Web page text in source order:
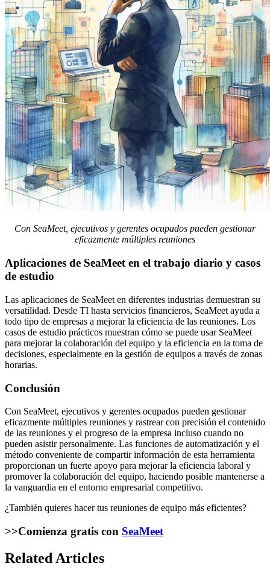
Con SeaMeet, ejecutivos y gerentes ocupados pueden gestionar
eficazmente múltiples reuniones
Aplicaciones de SeaMeet en el trabajo diario y casos
de estudio
Las aplicaciones de SeaMeet en diferentes industrias demuestran su
versatilidad. Desde TI hasta servicios financieros, SeaMeet ayuda a
todo tipo de empresas a mejorar la eficiencia de las reuniones. Los
casos de estudio prácticos muestran cómo se puede usar SeaMeet
para mejorar la colaboración del equipo y la eficiencia en la toma de
decisiones, especialmente en la gestión de equipos a través de zonas
horarias.
Conclusión
Con SeaMeet, ejecutivos y gerentes ocupados pueden gestionar
eficazmente múltiples reuniones y rastrear con precisión el contenido
de las reuniones y el progreso de la empresa incluso cuando no
pueden asistir personalmente. Las funciones de automatización y el
método conveniente de compartir información de esta herramienta
proporcionan un fuerte apoyo para mejorar la eficiencia laboral y
promover la colaboración del equipo, haciendo posible mantenerse a
la vanguardia en el entorno empresarial competitivo.
¿También quieres hacer tus reuniones de equipo más eficientes?
>>Comienza gratis con SeaMeet
Related Articles